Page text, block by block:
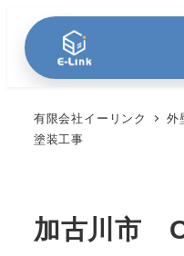
有限会社イーリンク 外
塗装工事
加古川市